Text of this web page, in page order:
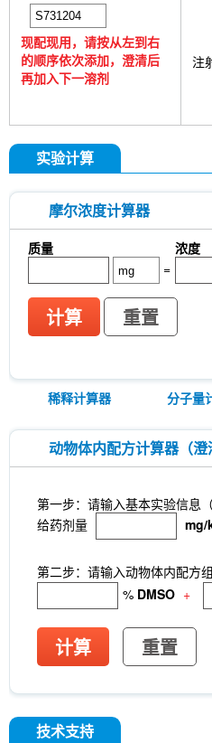
现配现用，请按从左到右
的顺序依次添加，澄清后
再加入下一溶剂
注
实验计算
摩尔浓度计算器
质量 浓度
=
计算 重置
稀释计算器 分子量
动物体内配方计算器（澄
第一步：请输入基本实验信息
给药剂量
mg/
第二步：请输入动物体内配方
% DMSO +
计算 重置
技术支持